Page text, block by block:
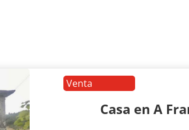
Venta
Casa en A